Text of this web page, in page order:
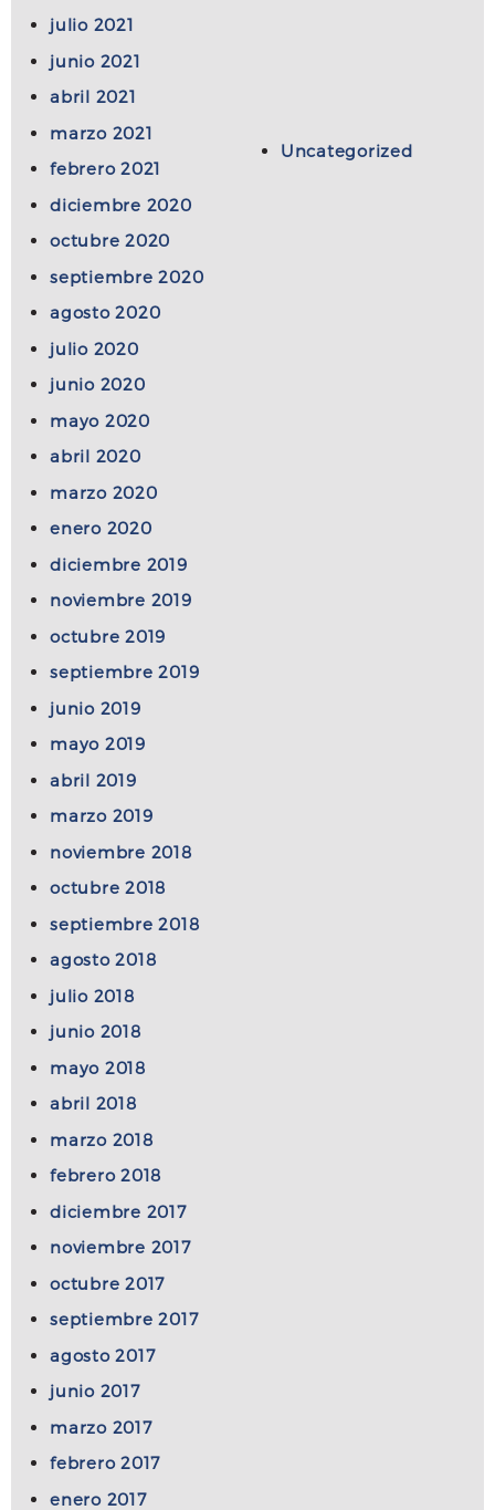
julio 2021
junio 2021
abril 2021
marzo 2021
febrero 2021
diciembre 2020
octubre 2020
septiembre 2020
agosto 2020
julio 2020
junio 2020
mayo 2020
abril 2020
marzo 2020
enero 2020
diciembre 2019
noviembre 2019
octubre 2019
septiembre 2019
junio 2019
mayo 2019
abril 2019
marzo 2019
noviembre 2018
octubre 2018
septiembre 2018
agosto 2018
julio 2018
junio 2018
mayo 2018
abril 2018
marzo 2018
febrero 2018
diciembre 2017
noviembre 2017
octubre 2017
septiembre 2017
agosto 2017
junio 2017
marzo 2017
febrero 2017
enero 2017
Uncategorized